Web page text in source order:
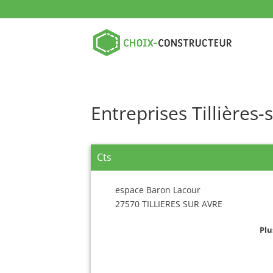
Entreprises Tillières-
Cts
espace Baron Lacour
27570 TILLIERES SUR AVRE